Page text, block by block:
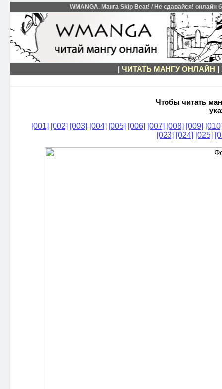
WMANGA. Манга Skip Beat! / Не сдавайся! онлайн
| ЧИТАТЬ МАНГУ ОНЛАЙН |
Чтобы читать
[001] [002] [003] [004] [005] [006] [007] [008] [009] [010]
[023] [024] [025]